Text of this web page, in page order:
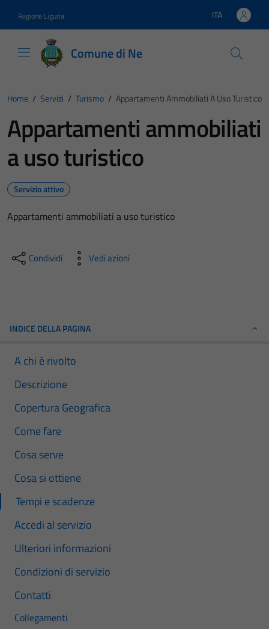
Regione Liguria Lingua attiva:
ITA
Comune di Ne
Home / Servizi / Turismo / Appartamenti Ammobiliati A Uso Turistico
Appartamenti ammobiliati
a uso turistico
Servizio attivo
Appartamenti ammobiliati a uso turistico
Condividi Vedi azioni
INDICE DELLA PAGINA
A chi è rivolto
Descrizione
Copertura Geografica
Come fare
Cosa serve
Cosa si ottiene
Tempi e scadenze
Accedi al servizio
Ulteriori informazioni
Condizioni di servizio
Contatti
Collegamenti